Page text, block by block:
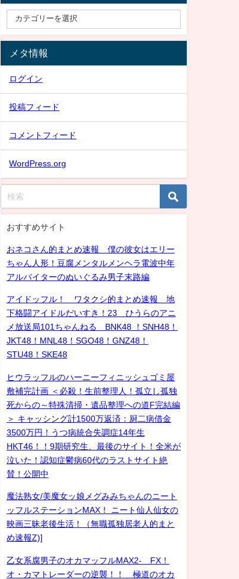
メタ情報
ログイン
投稿フィード
コメントフィード
WordPress.org
おすすめサイト
おネコさん的まとめ速報 僕の彼女はエリー
ちゃん人形！豆腐メンタルメンヘラ電波中年
アルバイターのぬいぐるみ男子末路編
アイドッフル！ ワタクシ的まとめ速報 地
下格闘アイドルだいすき！23 ひうらのアニ
メ放送局101ちゃんねる BNK48 ！SNH48！
JKT48！MNL48！SGO48！GNZ48！
STU48！SKE48
ヒウラッフルのハーニーフィニッシュゴミ屋
敷補完計画 ＜必殺！生前整理人！孤立し孤独
死からの～特殊清掃・遺品整理への道F完結編
＞ キャッシング計1500万返済：厨二病借金
3500万円！うつ病統合失調症14年生
HKT46！！9期研究生、最後のサイト！全米が
泣いた！認知症鬱病60代のラストサイト絶
賛！公開中
魔法熟女/美魔女ッ娘メグみみちゃんのニート
ッフルステーションMAX！ ニート仙人仙女の
映画三昧老後生活！（無職孤独居老人的まと
め速報Z)]
乙女系腐男子のオカマッフルMAX2- FX！
オ・カマトレーダーの逆襲！！ 極道のオカ